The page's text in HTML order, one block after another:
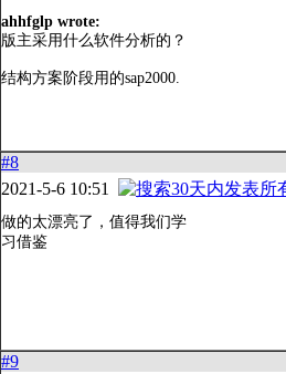
ahhfglp wrote:
版主采用什么软件分析的？
结构方案阶段用的sap2000.
#8
2021-5-6 10:51
做的太漂亮了，值得我们学
习借鉴
#9